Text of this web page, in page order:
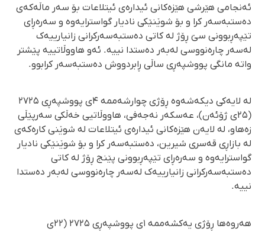
ئەنجامی هێرشی هێزەکانی ئیدارەی ئیتلاعات بۆ سەر ماڵەکەی
دەستبەسەر کرا و بۆ شوێنێکی نادیار گواسترایەوە و سەرەڕای
تێپەڕبوونی سێ ڕۆژ لە کاتی دەستبەسەرکرانی زانیارییەک
لەسەر چارەنووسی لەبەر دەستدا نییە. ئەو هاووڵاتییە پێشتر
واتە مانگی پووشپەڕی ساڵی ڕابردووش دەستبەسەر کرابوو.
لە لایەکی دیکەشەوە ڕۆژی چوارشەممە ۴ی پووشپەڕی ۲۷۲۵
(۲۵ی ژۆئەن)، عەسکەر نەجەفی، هاووڵاتیی خەڵکی سەرپێڵی
زەهاو، لە لایەن هێزەکانی ئیدارەی ئیتلاعات لە شوێنی کارەکەی
لە بازاڕی قەسری شیرین، دەستبەسەر کرا و بۆ شوێنێکی نادیار
گواسترایەوە و سەرەڕای تێپەڕبوونی پێنج ڕۆژ لە کاتی
دەستبەسەرکرانی زانیارییەک لەسەر چارەنووسی لەبەر دەستدا
نییە.
هەروەها ڕۆژی یەکشەممە ۱ی پووشپەڕی ۲۷۲۵ (۲۲ی